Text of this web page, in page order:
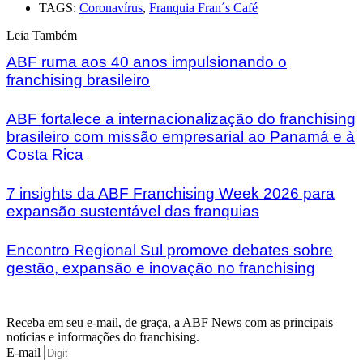
TAGS: Coronavírus, Franquia Fran´s Café
Leia Também
ABF ruma aos 40 anos impulsionando o
franchising brasileiro
ABF fortalece a internacionalização do franchising
brasileiro com missão empresarial ao Panamá e à
Costa Rica
7 insights da ABF Franchising Week 2026 para
expansão sustentável das franquias
Encontro Regional Sul promove debates sobre
gestão, expansão e inovação no franchising
Receba em seu e-mail, de graça, a ABF News com as principais
notícias e informações do franchising.
E-mail